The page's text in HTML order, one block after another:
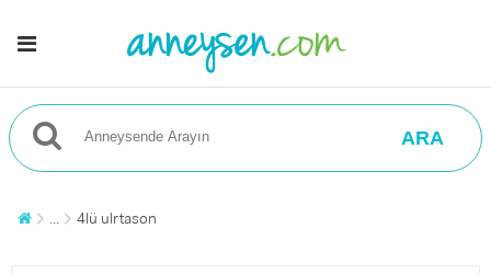
ARA
... 4lü ulrtason